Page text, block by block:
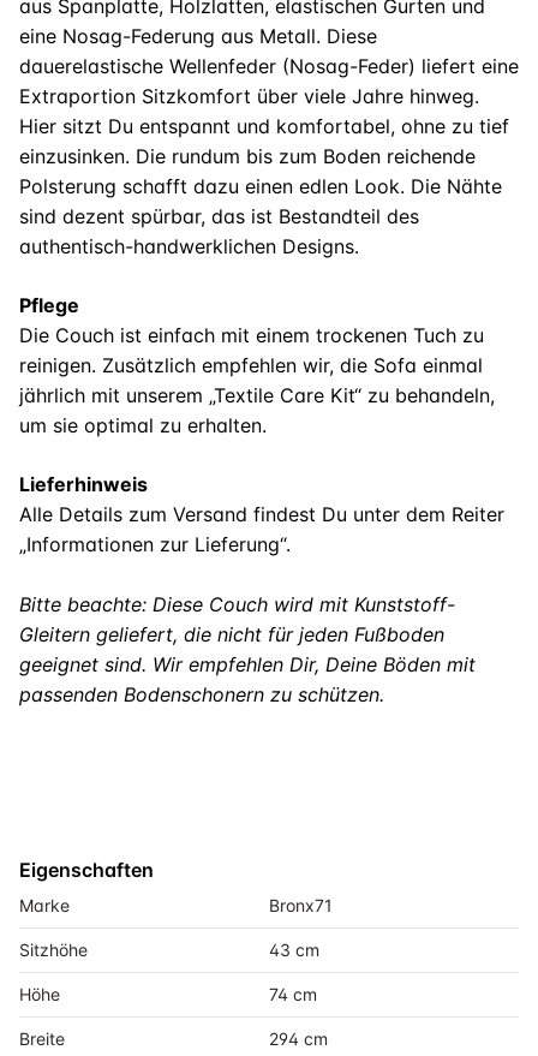
aus Spanplatte, Holzlatten, elastischen Gurten und
eine Nosag-Federung aus Metall. Diese
dauerelastische Wellenfeder (Nosag-Feder) liefert eine
Extraportion Sitzkomfort über viele Jahre hinweg.
Hier sitzt Du entspannt und komfortabel, ohne zu tief
einzusinken. Die rundum bis zum Boden reichende
Polsterung schafft dazu einen edlen Look. Die Nähte
sind dezent spürbar, das ist Bestandteil des
authentisch-handwerklichen Designs.
Pflege
Die Couch ist einfach mit einem trockenen Tuch zu
reinigen. Zusätzlich empfehlen wir, die Sofa einmal
jährlich mit unserem „Textile Care Kit“ zu behandeln,
um sie optimal zu erhalten.
Lieferhinweis
Alle Details zum Versand findest Du unter dem Reiter
„Informationen zur Lieferung“.
Bitte beachte: Diese Couch wird mit Kunststoff-
Gleitern geliefert, die nicht für jeden Fußboden
geeignet sind. Wir empfehlen Dir, Deine Böden mit
passenden Bodenschonern zu schützen.
Eigenschaften
Marke Bronx71
Sitzhöhe 43 cm
Höhe 74 cm
Breite 294 cm